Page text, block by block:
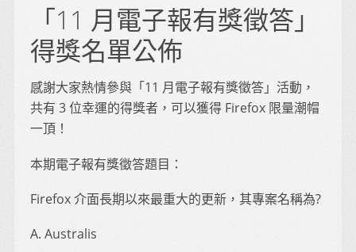
「11 月電子報有獎徵答」
得獎名單公佈
感謝大家熱情參與「11 月電子報有獎徵答」活動，
共有 3 位幸運的得獎者，可以獲得 Firefox 限量潮帽
一頂！
本期電子報有獎徵答題目：
Firefox 介面長期以來最重大的更新，其專案名稱為?
A. Australis